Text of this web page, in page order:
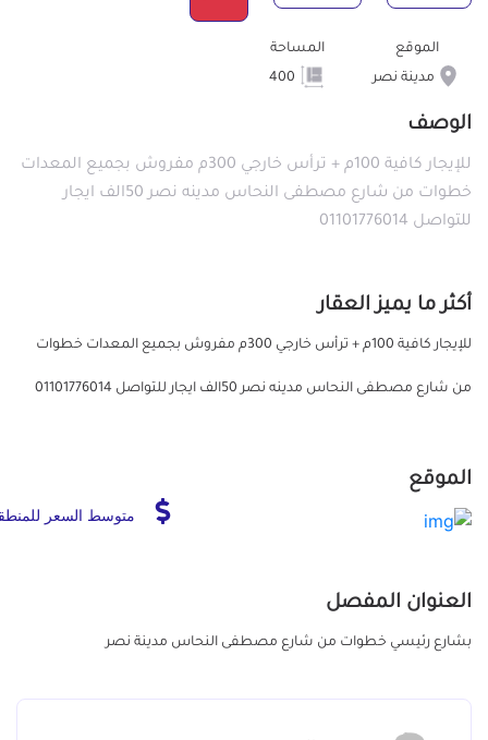
الموقع
مدينة نصر
المساحة
الوصف
للإيجار كافية 100م + ترأس خارجي 300م مفروش بجميع المعدات
خطوات من شارع مصطفى النحاس مدينه نصر 50الف ايجار
للتواصل 01101776014
أكثر ما يميز العقار
للإيجار كافية 100م + ترأس خارجي 300م مفروش بجميع المعدات خطوات
من شارع مصطفى النحاس مدينه نصر 50الف ايجار للتواصل 01101776014
الموقع
متوسط السعر
العنوان المفصل
بشارع رئيسي خطوات من شارع مصطفى النحاس مدينة نصر